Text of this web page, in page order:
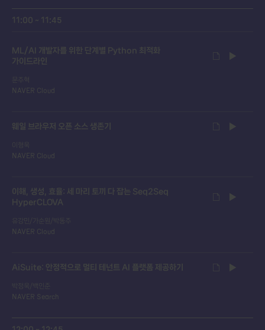
11:00 ~ 11:45
ML/AI 개발자를 위한 단계별 Python 최적화
가이드라인
NAVER Cloud
웨일 브라우저 오픈 소스 생존기
NAVER Cloud
이해, 생성, 효율: 세 마리 토끼 다 잡는 Seq2Seq
HyperCLOVA
유강민/가순원/박동주
NAVER Cloud
AiSuite: 안정적으로 멀티 테넌트 AI 플랫폼 제공하기
박정욱/백인준
NAVER Search